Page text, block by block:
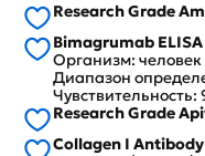
Research Grade
Bimagrumab
Организм: человек
Диапазон
Чувствительность:
Research Grade
Collagen I Antibody